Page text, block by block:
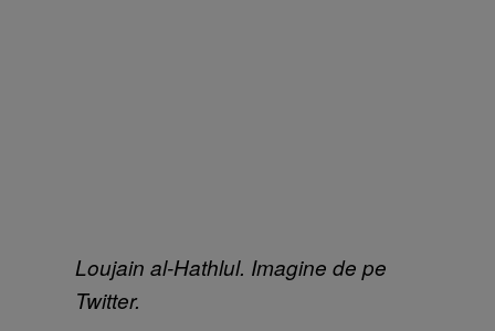
Loujain al-Hathlul. Imagine de pe
Twitter.